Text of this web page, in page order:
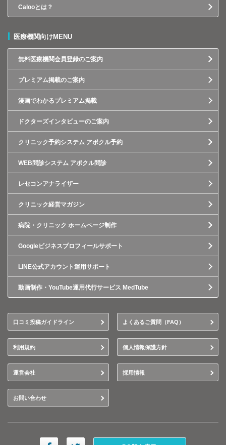
Calooとは？
医療機関向けMENU
無料医療機関会員登録のご案内
プレミアム掲載のご案内
漫画でわかるプレミアム掲載
ドクターズインタビューのご案内
クリニック予約システム アポクル予約
WEB問診システム アポクル問診
レセコンアナライザー
クリニック経営マガジン
病院・クリニック ホームページ制作
Googleビジネスプロフィールサポート
LINE公式アカウント運用サポート
動画制作・YouTube運用代行サービス MedTube
口コミ投稿ガイドライン よくあるご質問（FAQ）
利用規約 個人情報保護方針
運営会社 採用情報
お問い合わせ